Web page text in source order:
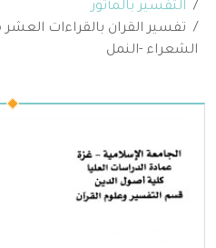
التفسير بالمأثور
تفسير القران بالقراءات العشر
الشعراء -النمل